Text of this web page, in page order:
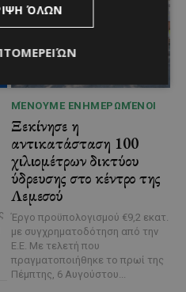
ΜΈΝΟΥΜΕ ΕΝΗΜΕΡΩΜΈΝΟΙ
Ξεκίνησε η
αντικατάσταση 100
χιλιομέτρων δικτύου
ύδρευσης στο κέντρο της
Λεμεσού
Έργο προϋπολογισμού €9,2 εκατ.
με συγχρηματοδότηση από την
Ε.Ε. Με τελετή που
πραγματοποιήθηκε το πρωί της
Πέμπτης, 6 Αυγούστου...
ΌΛΩΝ